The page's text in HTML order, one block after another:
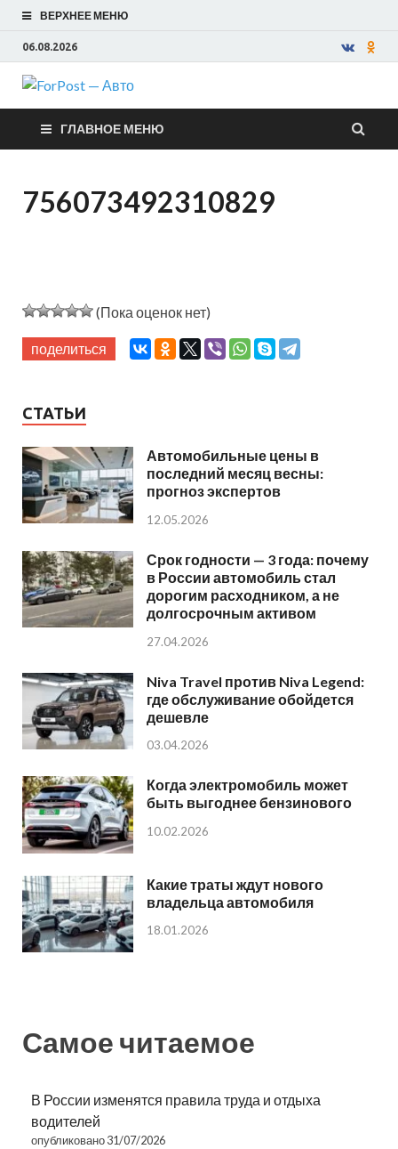
ВЕРХНЕЕ МЕНЮ
06.08.2026
ForPost —
Авто
ГЛАВНОЕ МЕНЮ
756073492310829
(Пока оценок нет)
поделиться
СТАТЬИ
Автомобильные цены в
последний месяц весны:
прогноз экспертов
12.05.2026
Срок годности — 3 года: почему
в России автомобиль стал
дорогим расходником, а не
долгосрочным активом
27.04.2026
Niva Travel против Niva Legend:
где обслуживание обойдется
дешевле
03.04.2026
Когда электромобиль может
быть выгоднее бензинового
10.02.2026
Какие траты ждут нового
владельца автомобиля
18.01.2026
Самое читаемое
В России изменятся правила труда и отдыха
водителей
опубликовано 31/07/2026